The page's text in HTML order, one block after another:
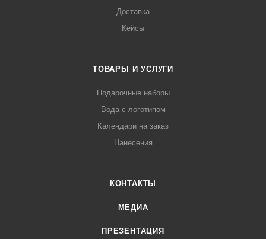
Доставка
Кейсы
ТОВАРЫ И УСЛУГИ
Подарочные наборы
Вода с логотипом
Календари на заказ
Нанесения
КОНТАКТЫ
МЕДИА
ПРЕЗЕНТАЦИЯ